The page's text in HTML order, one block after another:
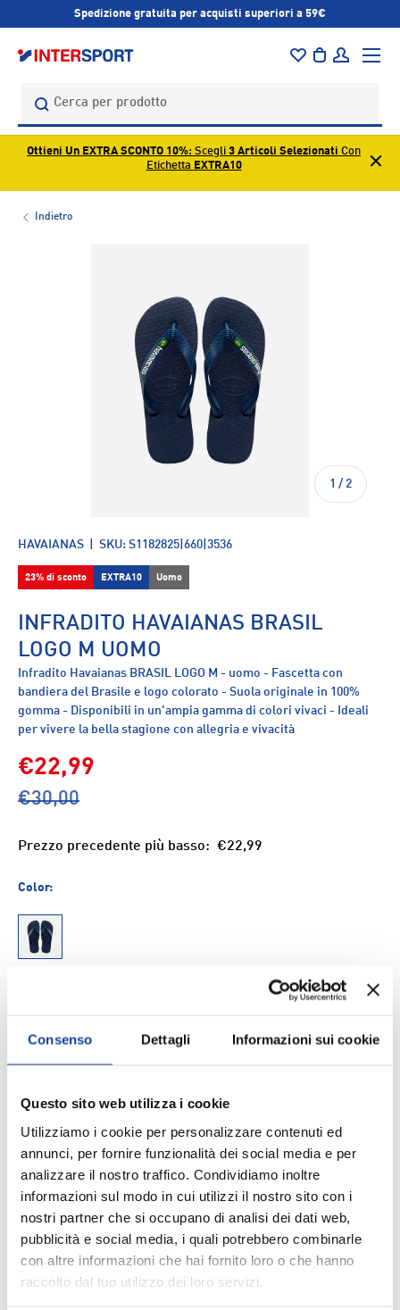
Consenso Dettagli Informazioni sui cookie
Questo sito web utilizza i cookie
Utilizziamo i cookie per personalizzare contenuti ed
annunci, per fornire funzionalità dei social media e per
analizzare il nostro traffico. Condividiamo inoltre
informazioni sul modo in cui utilizzi il nostro sito con i
nostri partner che si occupano di analisi dei dati web,
pubblicità e social media, i quali potrebbero combinarle
con altre informazioni che hai fornito loro o che hanno
raccolto dal tuo utilizzo dei loro servizi.
Spedizione gratuita per acquisti superiori a 59€
Cerca
BorsaAccedi
Menu
Ottieni Un EXTRA SCONTO 10%: Scegli 3 Articoli Selezionati Con
Etichetta EXTRA10
Indietro
1 / di
2
HAVAIANAS SKU: S1182825|660|3536
23% di sconto EXTRA10 Uomo
INFRADITO HAVAIANAS BRASIL
LOGO M UOMO
Infradito Havaianas BRASIL LOGO M - uomo - Fascetta con
bandiera del Brasile e logo colorato - Suola originale in 100%
gomma - Disponibili in un'ampia gamma di colori vivaci - Ideali
per vivere la bella stagione con allegria e vivacità
€22,99
€30,00
Prezzo precedente più basso: €22,99
Color:
660
35-36 37-38
-
+ AGGIUNGI AL CARRELLO
Aggiungi ai Preferiti
Spedizione e consegna